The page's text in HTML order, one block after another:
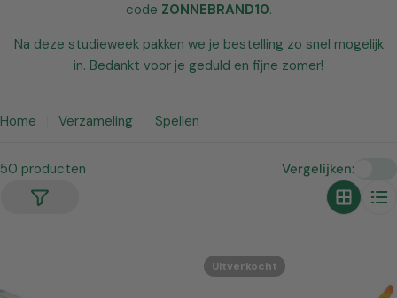
code ZONNEBRAND10.
Na deze studieweek pakken we je bestelling zo snel mogelijk
in. Bedankt voor je geduld en fijne zomer!
Home Verzameling Spellen
50 producten Vergelijken:
Uitverkocht